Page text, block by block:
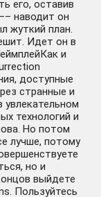
его, оставив
наводит он
жуткий план.
Идет он в
и
доступные
странные и
увлекательном
технологий и
Но потом
лучше, потому
но и
выйдете
Пользуйтесь